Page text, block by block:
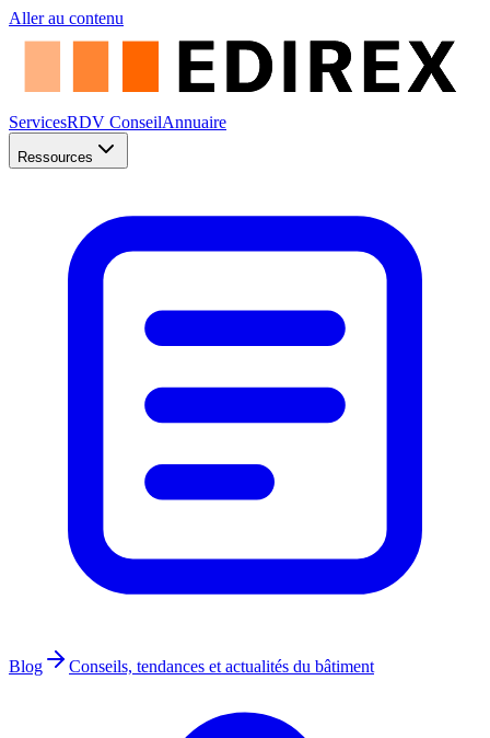
Aller au contenu
ServicesRDV ConseilAnnuaire
Ressources
Blog Conseils, tendances et actualités du bâtiment